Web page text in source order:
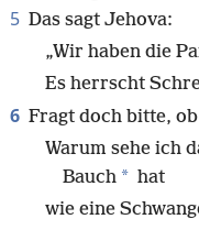
5 Das sagt Jehova:
„Wir haben die
Es herrscht
6 Fragt doch bitte,
Warum sehe ich
Bauch * hat
wie eine